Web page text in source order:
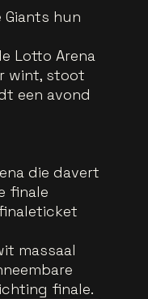
hun
Lotto Arena
wint, stoot
een avond
die davert
finale
massaal
finale.